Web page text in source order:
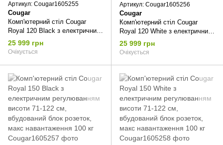
Артикул: Cougar1605255
Cougar
Комп'ютерний стіл Cougar
Royal 120 Black з електричним
регулюванням висоти 71-122
см, вбудований блок розеток,
25 999 грн
Очікується
Артикул: Cougar1605256
Cougar
Комп'ютерний стіл Cougar
Royal 120 White з електричним
регулюванням висоти 71-122
см, вбудований блок розеток,
25 999 грн
Очікується